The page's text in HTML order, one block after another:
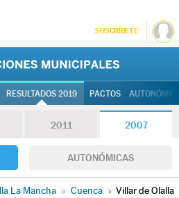
SUSCRÍBETE
RESULTADOS 2019 PACTOS
2011 2007
AUTONÓMICAS
La Mancha » Cuenca » Villar de Olalla